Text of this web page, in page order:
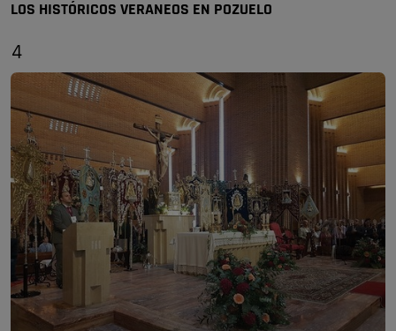
LOS HISTÓRICOS VERANEOS EN POZUELO
4